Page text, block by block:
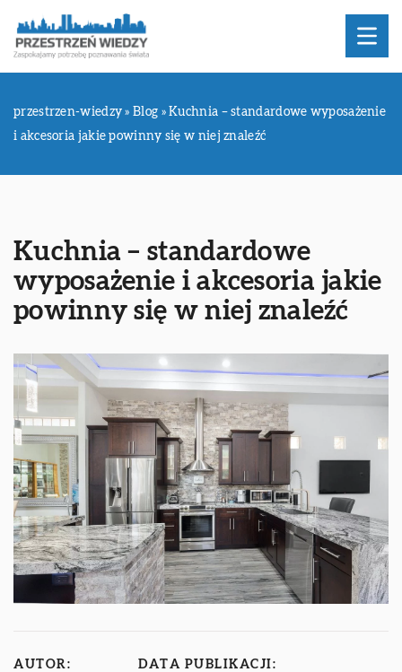
przestrzen-wiedzy »Blog »Kuchnia – standardowe wyposażenie
i akcesoria jakie powinny się w niej znaleźć
Kuchnia – standardowe
wyposażenie i akcesoria jakie
powinny się w niej znaleźć
AUTOR: DATA PUBLIKACJI: